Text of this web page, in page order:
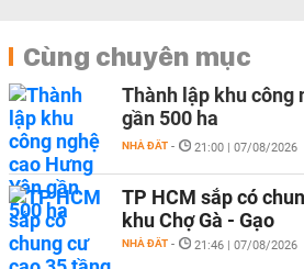
Cùng chuyên mục
Thành lập khu công
gần 500 ha
NHÀ ĐẤT - 21:00 | 07/08/2026
TP HCM sắp có
khu Chợ Gà - Gạo
NHÀ ĐẤT - 21:46 | 07/08/2026